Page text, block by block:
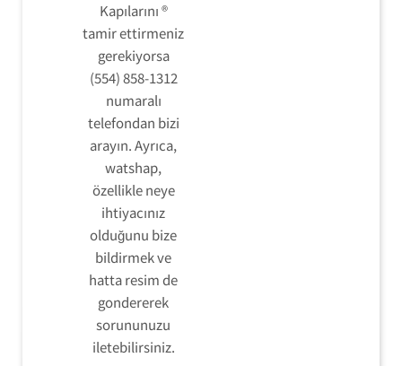
Kapılarını ®
tamir ettirmeniz
gerekiyorsa
(554) 858-1312
numaralı
telefondan bizi
arayın. Ayrıca,
watshap,
özellikle neye
ihtiyacınız
olduğunu bize
bildirmek ve
hatta resim de
gondererek
sorununuzu
iletebilirsiniz.